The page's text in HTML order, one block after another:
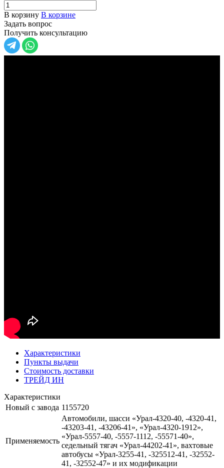
В корзину В корзине
Задать вопрос
Получить консультацию
Характеристики
Пункты выдачи
Стоимость доставки
ТРЕЙД ИН
Характеристики
Новый с завода 1155720
Применяемость
Автомобили, шасси «Урал-4320-40, -4320-41,
-43203-41, -43206-41», «Урал-4320-1912»,
«Урал-5557-40, -5557-1112, -55571-40»,
седельный тягач «Урал-44202-41», вахтовые
автобусы «Урал-3255-41, -325512-41, -32552-
41, -32552-47» и их модификации